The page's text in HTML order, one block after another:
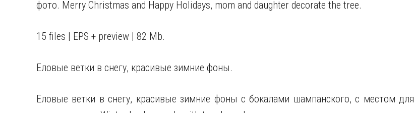
фото. Merry Christmas and Happy Holidays, mom and daughter decorate the tree.
15 files | EPS + preview | 82 Mb.
Еловые ветки в снегу, красивые зимние фоны.
Еловые ветки в снегу, красивые зимние фоны с бокалами шампанского, с местом для